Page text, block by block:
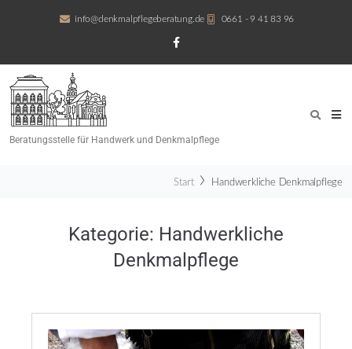
info@denkmalpflegeberatung.de 0661 - 9 41 83 96
Beratungsstelle für Handwerk und Denkmalpflege
Start Handwerkliche Denkmalpflege
Kategorie: Handwerkliche
Denkmalpflege